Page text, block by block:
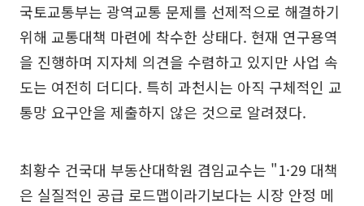
국토교통부는 광역교통 문제를 선제적으로 해결하기
위해 교통대책 마련에 착수한 상태다. 현재 연구용역
을 진행하며 지자체 의견을 수렴하고 있지만 사업 속
도는 여전히 더디다. 특히 과천시는 아직 구체적인 교
통망 요구안을 제출하지 않은 것으로 알려졌다.
최황수 건국대 부동산대학원 겸임교수는 "1·29 대책
은 실질적인 공급 로드맵이라기보다는 시장 안정 메